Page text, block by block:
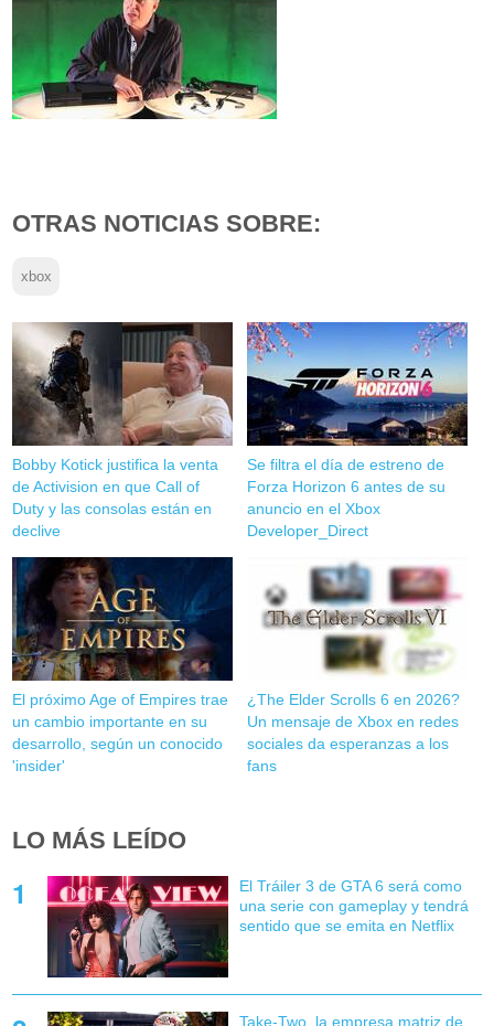
OTRAS NOTICIAS SOBRE:
xbox
Bobby Kotick justifica la venta
de Activision en que Call of
Duty y las consolas están en
declive
Se filtra el día de estreno de
Forza Horizon 6 antes de su
anuncio en el Xbox
Developer_Direct
El próximo Age of Empires trae
un cambio importante en su
desarrollo, según un conocido
'insider'
¿The Elder Scrolls 6 en 2026?
Un mensaje de Xbox en redes
sociales da esperanzas a los
fans
LO MÁS LEÍDO
El Tráiler 3 de GTA 6 será como
una serie con gameplay y tendrá
sentido que se emita en Netflix
Take-Two, la empresa matriz de